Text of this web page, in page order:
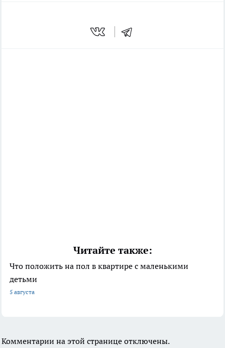
Читайте также:
Что положить на пол в квартире с маленькими
детьми
5 августа
Комментарии на этой странице отключены.